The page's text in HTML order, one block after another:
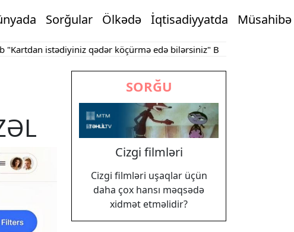
Sorğular Ölkədə İqtisadiyyatda Müsahibə
istədiyiniz qədər köçürmə edə bilərsiniz" Bakının mərkəzində
SORĞU
Cizgi filmləri
Cizgi filmləri uşaqlar üçün
daha çox hansı məqsədə
xidmət etməlidir?